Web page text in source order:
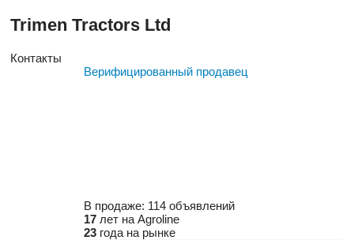
Trimen Tractors Ltd
Контакты
Верифицированный продавец
В продаже: 114 объявлений
17 лет на Agroline
23 года на рынке